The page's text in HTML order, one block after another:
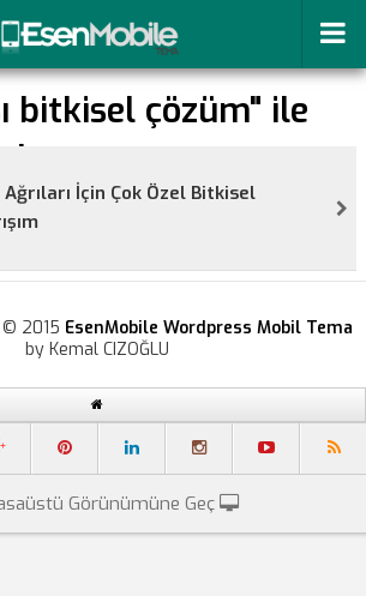
bitkisel çözüm" ile
Ağrıları İçin Çok Özel Bitkisel
© 2015 EsenMobile Wordpress Mobil Tema
by Kemal CIZOĞLU
Görünümüne Geç